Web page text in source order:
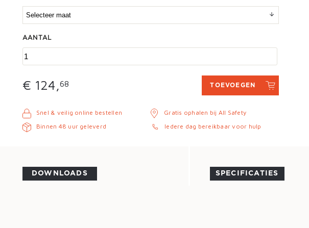
AANTAL
€ 124,68 TOEVOEGEN
Snel & veilig online bestellen
Binnen 48 uur geleverd
Gratis ophalen bij All Safety
Iedere dag bereikbaar voor hulp
DOWNLOADS SPECIFICATIES